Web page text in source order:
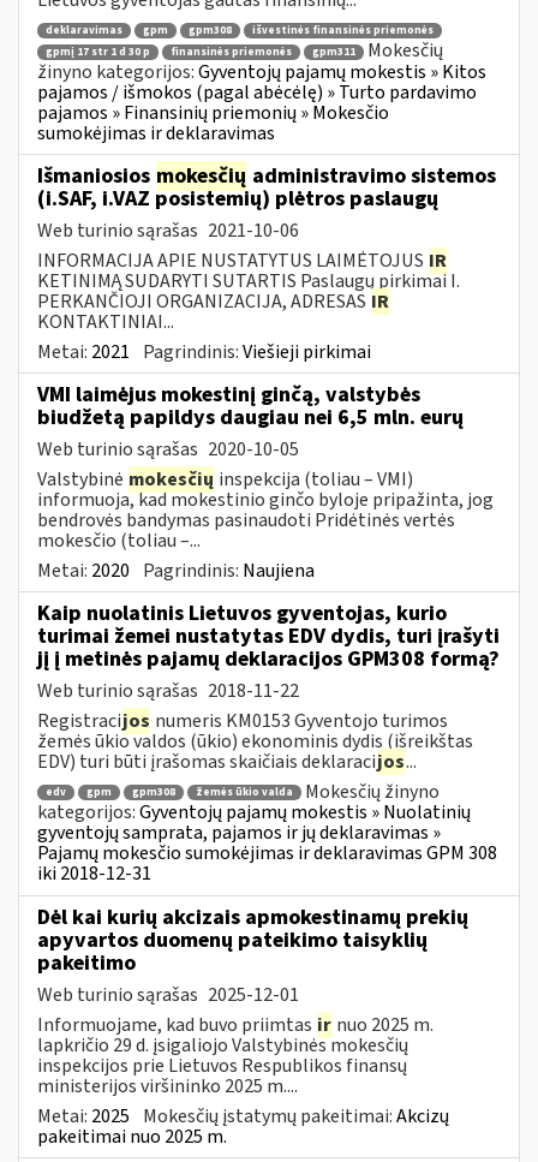
deklaravimas gpm gpm308
išvestinės finansinės priemonės
gpmį 17 str 1 d 30 p
finansinės priemonės gpm311
Mokesčių
žinyno kategorijos:Gyventojų pajamų mokestis » Kitos
pajamos / išmokos (pagal abėcėlę) » Turto pardavimo
pajamos » Finansinių priemonių » Mokesčio
sumokėjimas ir deklaravimas
Išmaniosios mokesčių administravimo sistemos
(i.SAF, i.VAZ posistemių) plėtros paslaugų
Web turinio sąrašas 2021-10-06
INFORMACIJA APIE NUSTATYTUS LAIMĖTOJUS IR
KETINIMĄ SUDARYTI SUTARTIS Paslaugų pirkimai I.
PERKANČIOJI ORGANIZACIJA, ADRESAS IR
KONTAKTINIAI...
Metai: 2021 Pagrindinis:Viešieji pirkimai
VMI laimėjus mokestinį ginčą, valstybės
biudžetą papildys daugiau nei 6,5 mln. eurų
Web turinio sąrašas 2020-10-05
Valstybinė mokesčių inspekcija (toliau – VMI)
informuoja, kad mokestinio ginčo byloje pripažinta, jog
bendrovės bandymas pasinaudoti Pridėtinės vertės
mokesčio (toliau –...
Metai: 2020 Pagrindinis: Naujiena
Kaip nuolatinis Lietuvos gyventojas, kurio
turimai žemei nustatytas EDV dydis, turi įrašyti
jį į metinės pajamų deklaracijos GPM308 formą?
Web turinio sąrašas 2018-11-22
Registracijos numeris KM0153 Gyventojo turimos
žemės ūkio valdos (ūkio) ekonominis dydis (išreikštas
EDV) turi būti įrašomas skaičiais deklaracijos...
edv gpm gpm308 žemės ūkio valda
Mokesčių žinyno
kategorijos:Gyventojų pajamų mokestis » Nuolatinių
gyventojų samprata, pajamos ir jų deklaravimas »
Pajamų mokesčio sumokėjimas ir deklaravimas GPM 308
iki 2018-12-31
Dėl kai kurių akcizais apmokestinamų prekių
apyvartos duomenų pateikimo taisyklių
pakeitimo
Web turinio sąrašas 2025-12-01
Informuojame, kad buvo priimtas ir nuo 2025 m.
lapkričio 29 d. įsigaliojo Valstybinės mokesčių
inspekcijos prie Lietuvos Respublikos finansų
ministerijos viršininko 2025 m....
Metai: 2025 Mokesčių įstatymų pakeitimai:Akcizų
pakeitimai nuo 2025 m.